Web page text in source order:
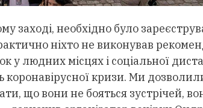
заході, необхідно було
ніхто не виконував
у людних місцях і соціальної
коронавірусної кризи. Ми
що вони не бояться зустрічей,